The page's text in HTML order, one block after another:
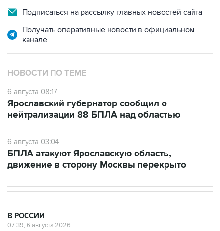
Подписаться на рассылку главных новостей сайта
Получать оперативные новости в официальном
канале
НОВОСТИ ПО ТЕМЕ
6 августа 08:17
Ярославский губернатор сообщил о
нейтрализации 88 БПЛА над областью
6 августа 03:04
БПЛА атакуют Ярославскую область,
движение в сторону Москвы перекрыто
В РОССИИ
07:39, 6 августа 2026